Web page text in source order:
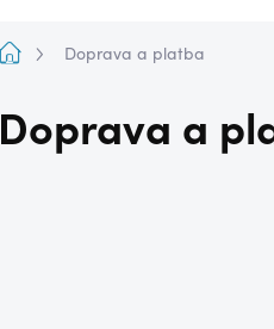
Domů Doprava a platba
Doprava a